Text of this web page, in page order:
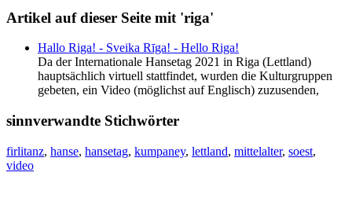
Artikel auf dieser Seite mit 'riga'
Hallo Riga! - Sveika Rīga! - Hello Riga!
Da der Internationale Hansetag 2021 in Riga (Lettland)
hauptsächlich virtuell stattfindet, wurden die Kulturgruppen
gebeten, ein Video (möglichst auf Englisch) zuzusenden,
sinnverwandte Stichwörter
firlitanz, hanse, hansetag, kumpaney, lettland, mittelalter, soest,
video